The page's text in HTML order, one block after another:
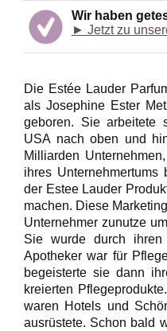
Wir haben
► Jetzt zu
Die Estée Lauder
als Josephine Ester
geboren. Sie arbeitete
USA nach oben und
Milliarden
ihres
der Estee Lauder
machen. Diese
Unternehmer zunutze
Sie wurde durch
Apotheker war für
begeisterte sie dann
kreierten
waren Hotels und
ausrüstete. Schon bald